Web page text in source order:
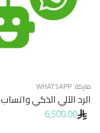
ماركة:WHATSAPP
الرد الآلي الذكي واتساب
6,500.00